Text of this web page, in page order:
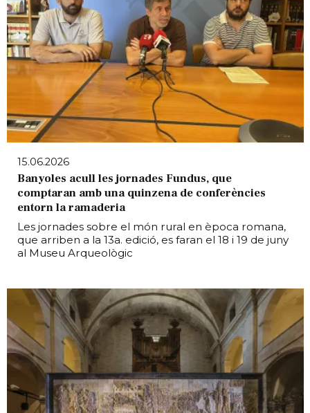
15.06.2026
Banyoles acull les jornades Fundus, que
comptaran amb una quinzena de conferències
entorn la ramaderia
Les jornades sobre el món rural en època romana,
que arriben a la 13a. edició, es faran el 18 i 19 de juny
al Museu Arqueològic